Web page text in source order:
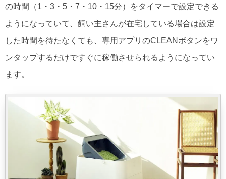
の時間（1・3・5・7・10・15分）をタイマーで設定できる
ようになっていて、飼い主さんが在宅している場合は設定
した時間を待たなくても、専用アプリのCLEANボタンをワ
ンタップするだけですぐに稼働させられるようになってい
ます。